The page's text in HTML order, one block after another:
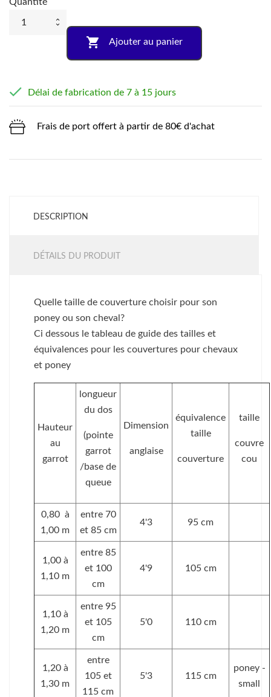
Quantité
 Ajouter au panier
 Délai de fabrication de 7 à 15 jours
Frais de port offert à partir de 80€ d'achat
DESCRIPTION
DÉTAILS DU PRODUIT
Quelle taille de couverture choisir pour son
poney ou son cheval?
Ci dessous le tableau de guide des tailles et
équivalences pour les couvertures pour chevaux
et poney
Hauteur
au
garrot
longueur
du dos
(pointe
garrot
/base de
queue
Dimension
anglaise
équivalence
taille
couverture
taille
couvre
cou
0,80 à
1,00 m
entre 70
et 85 cm
4'3 95 cm
1,00 à
1,10 m
entre 85
et 100
cm
4'9 105 cm
1,10 à
1,20 m
entre 95
et 105
cm
5'0 110 cm
1,20 à
1,30 m
entre
105 et
115 cm
5'3 115 cm
poney -
small